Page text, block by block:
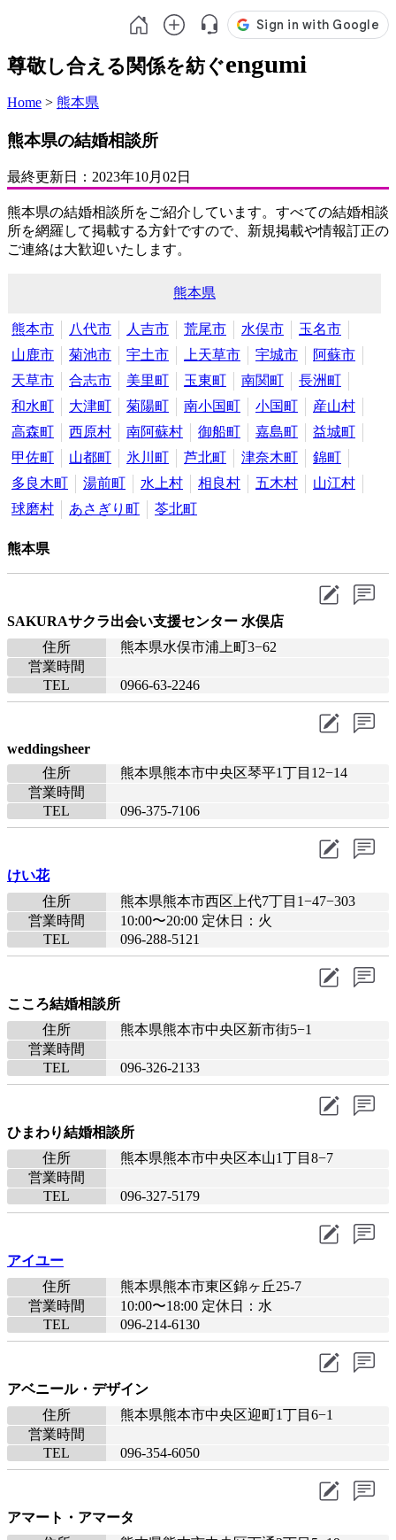
尊敬し合える関係を紡ぐengumi
Home > 熊本県
熊本県の結婚相談所
最終更新日： 2023年10月02日
熊本県の結婚相談所をご紹介しています。すべての結婚相談
所を網羅して掲載する方針ですので、新規掲載や情報訂正の
ご連絡は大歓迎いたします。
熊本県
熊本市 八代市 人吉市 荒尾市 水俣市
玉名市
山鹿市
菊池市 宇土市 上天草市 宇城市
阿蘇市
天草市
合志市 美里町 玉東町 南関町
長洲町
和水町
大津町 菊陽町 南小国町 小国町
産山村
高森町
西原村 南阿蘇村 御船町 嘉島町
益城町
甲佐町
山都町 氷川町 芦北町 津奈木町
錦町
多良木町
湯前町 水上村 相良村 五木村
山江村
球磨村
あさぎり町 苓北町
熊本県
SAKURAサクラ出会い支援センター 水俣店
住所
熊本県水俣市浦上町3−62
営業時間
TEL
0966-63-2246
weddingsheer
住所
熊本県熊本市中央区琴平1丁目12−14
営業時間
TEL
096-375-7106
けい花
住所
熊本県熊本市西区上代7丁目1−47−303
営業時間
10:00〜20:00 定休日：火
TEL
096-288-5121
こころ結婚相談所
住所
熊本県熊本市中央区新市街5−1
営業時間
TEL
096-326-2133
ひまわり結婚相談所
住所
熊本県熊本市中央区本山1丁目8−7
営業時間
TEL
096-327-5179
アイユー
住所
熊本県熊本市東区錦ヶ丘25-7
営業時間
10:00〜18:00 定休日：水
TEL
096-214-6130
アベニール・デザイン
住所
熊本県熊本市中央区迎町1丁目6−1
営業時間
TEL
096-354-6050
アマート・アマータ